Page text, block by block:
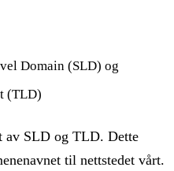
Domain (SLD) og
(TLD)
av SLD og TLD. Dette
til nettstedet vårt.